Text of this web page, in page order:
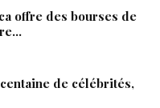
offre des bourses de
centaine de célébrités,